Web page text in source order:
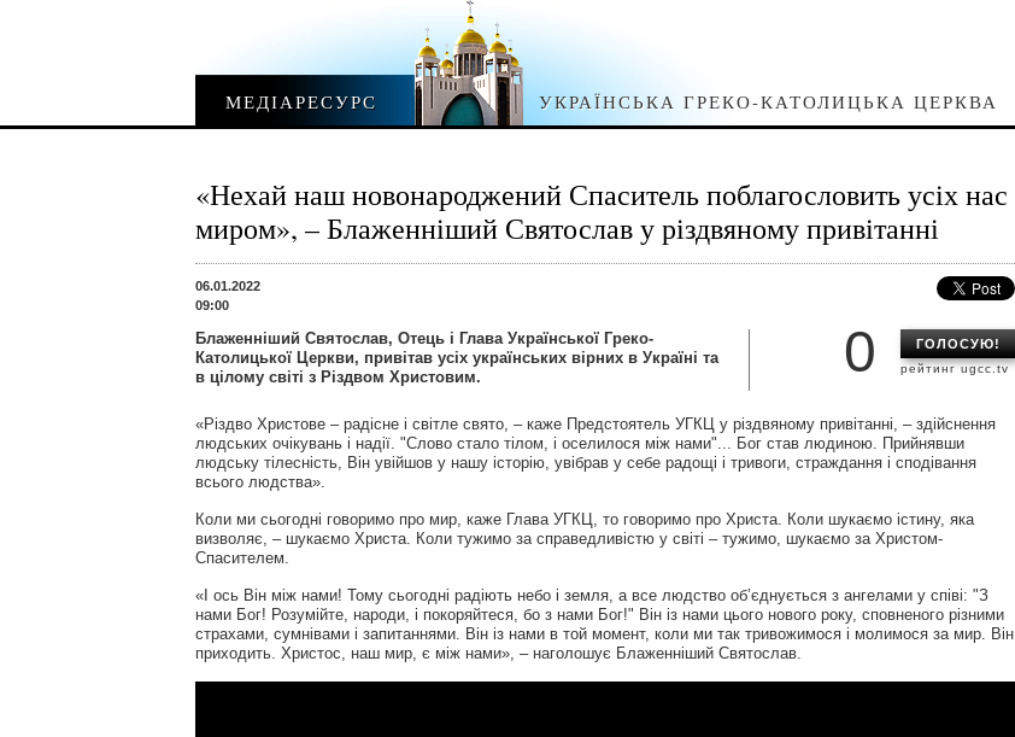
МЕДІАРЕСУРС УКРАЇНСЬКА ГРЕКО-КАТОЛИЦЬКА ЦЕРКВА
«Нехай наш новонароджений Спаситель поблагословить усіх нас
миром», – Блаженніший Святослав у різдвяному привітанні
06.01.2022
09:00
ГОЛОСУЮ!
рейтинг ugcc.tv
0
Блаженніший Святослав, Отець і Глава Української Греко-
Католицької Церкви, привітав усіх українських вірних в Україні та
в цілому світі з Різдвом Христовим.
«Різдво Христове – радісне і світле свято, – каже Предстоятель УГКЦ у різдвяному привітанні, – здійснення
людських очікувань і надії. "Слово стало тілом, і оселилося між нами"... Бог став людиною. Прийнявши
людську тілесність, Він увійшов у нашу історію, увібрав у себе радощі і тривоги, страждання і сподівання
всього людства».
Коли ми сьогодні говоримо про мир, каже Глава УГКЦ, то говоримо про Христа. Коли шукаємо істину, яка
визволяє, – шукаємо Христа. Коли тужимо за справедливістю у світі – тужимо, шукаємо за Христом-
Спасителем.
«І ось Він між нами! Тому сьогодні радіють небо і земля, а все людство об’єднується з ангелами у співі: "З
нами Бог! Розумійте, народи, і покоряйтеся, бо з нами Бог!" Він із нами цього нового року, сповненого різними
страхами, сумнівами і запитаннями. Він із нами в той момент, коли ми так тривожимося і молимося за мир. Він
приходить. Христос, наш мир, є між нами», – наголошує Блаженніший Святослав.